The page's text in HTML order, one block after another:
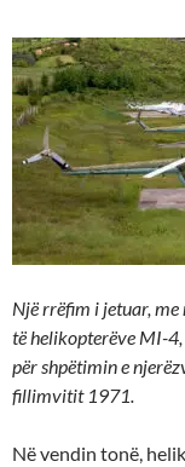
Një rrëfim i jetuar,
të helikopterëve MI-
për shpëtimin e
fillimvitit 1971.
Në vendin tonë,